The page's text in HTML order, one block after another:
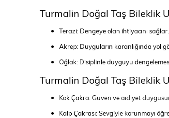
Turmalin Doğal Taş Bileklik
Terazi: Dengeye olan ihtiyacını sağlar.
Akrep: Duyguların karanlığında yol
Oğlak: Disiplinle duyguyu
Turmalin Doğal Taş Bileklik
Kök Çakra: Güven ve aidiyet
Kalp Çakrası: Sevgiyle korunmayı